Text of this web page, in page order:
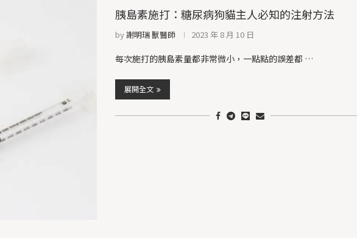
胰島素施打：糖尿病狗貓主人必知的注射方法
by謝明瑞 獸醫師 2023 年 8 月 10 日
每次施打的胰島素量都非常微小，一點點的誤差都 …
展開全文